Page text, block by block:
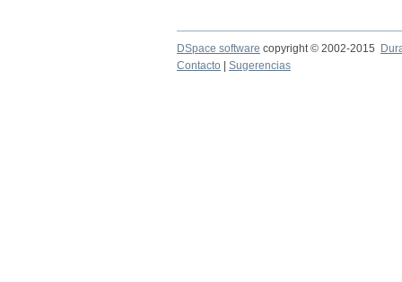
DSpace software copyright © 2002-2015
Contacto
Sugerencias